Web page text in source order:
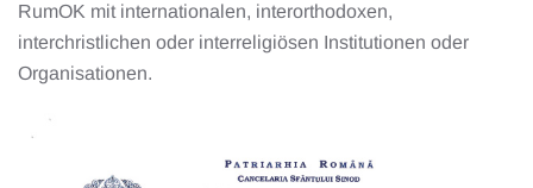
RumOK mit internationalen, interorthodoxen,
interchristlichen oder interreligiösen Institutionen oder
Organisationen.